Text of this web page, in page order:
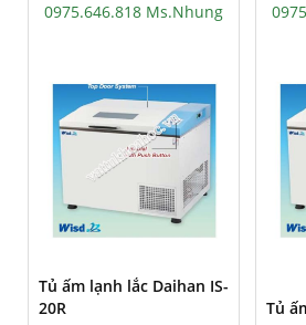
0975.646.818 Ms.Nhung
Tủ ấm lạnh lắc Daihan IS-
20R
Tủ